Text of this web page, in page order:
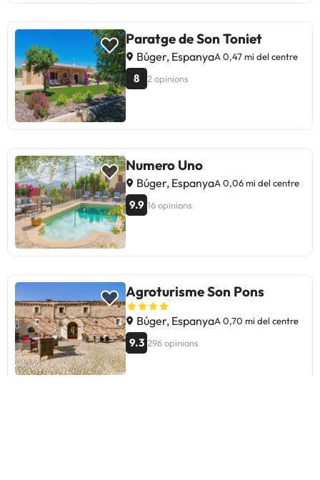
Paratge de Son Toniet
Búger, EspanyaA 0,47 mi del centre
8 2 opinions
Numero Uno
Búger, EspanyaA 0,06 mi del centre
9.9 16 opinions
Agroturisme Son Pons
Búger, EspanyaA 0,70 mi del centre
9.3 296 opinions